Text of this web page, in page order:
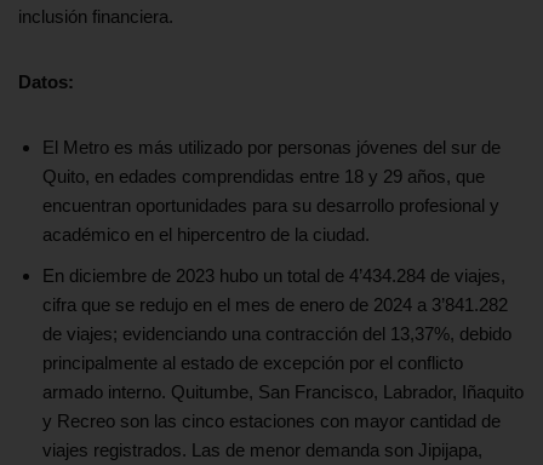
inclusión financiera.
Datos:
El Metro es más utilizado por personas jóvenes del sur de
Quito, en edades comprendidas entre 18 y 29 años, que
encuentran oportunidades para su desarrollo profesional y
académico en el hipercentro de la ciudad.
En diciembre de 2023 hubo un total de 4’434.284 de viajes,
cifra que se redujo en el mes de enero de 2024 a 3’841.282
de viajes; evidenciando una contracción del 13,37%, debido
principalmente al estado de excepción por el conflicto
armado interno. Quitumbe, San Francisco, Labrador, Iñaquito
y Recreo son las cinco estaciones con mayor cantidad de
viajes registrados. Las de menor demanda son Jipijapa,